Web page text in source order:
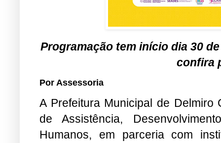
Programação tem início dia 30
confira
Por Assessoria
A Prefeitura Municipal de Delmiro
de Assistência,
Humanos, em parceria com